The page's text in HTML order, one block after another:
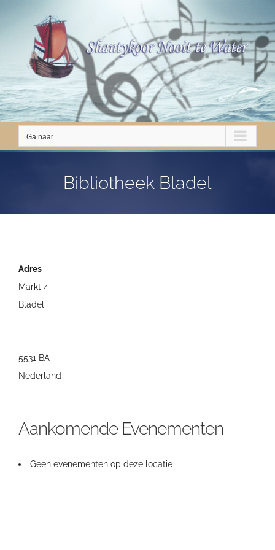
Ga naar...
Bibliotheek Bladel
Adres
Markt 4
Bladel
5531 BA
Nederland
Aankomende Evenementen
Geen evenementen op deze locatie